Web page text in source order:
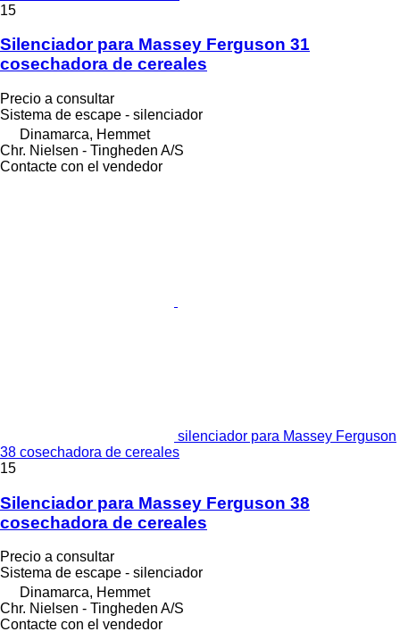
15
Silenciador para Massey Ferguson 31
cosechadora de cereales
Precio a consultar
Sistema de escape - silenciador
Dinamarca, Hemmet
Chr. Nielsen - Tingheden A/S
Contacte con el vendedor
silenciador para Massey Ferguson
38 cosechadora de cereales
15
Silenciador para Massey Ferguson 38
cosechadora de cereales
Precio a consultar
Sistema de escape - silenciador
Dinamarca, Hemmet
Chr. Nielsen - Tingheden A/S
Contacte con el vendedor